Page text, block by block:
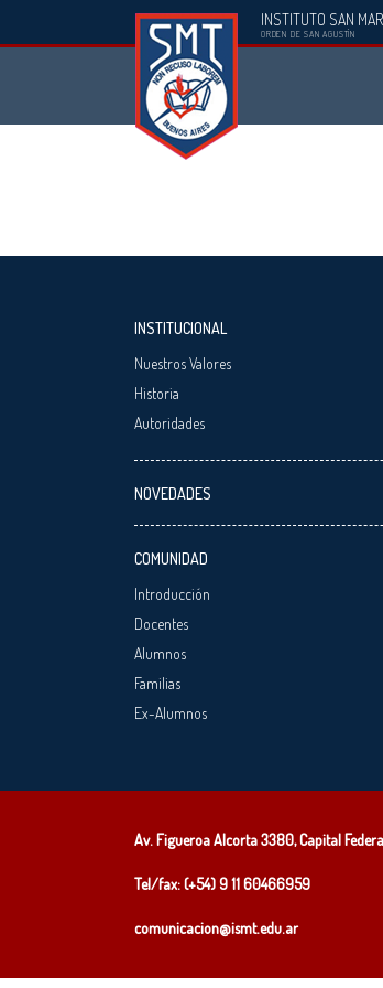
INSTITUTO SAN
ORDEN DE SAN AGUSTÍN
Instituto
San
Martín
de
Tours
INSTITUCIONAL
Nuestros Valores
Historia
Autoridades
NOVEDADES
COMUNIDAD
Introducción
Docentes
Alumnos
Familias
Ex-Alumnos
Av. Figueroa Alcorta 3380, Capital
Tel/fax: (+54)9 11 60466959
comunicacion@ismt.edu.ar